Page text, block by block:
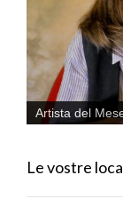
Artista del
Le vostre